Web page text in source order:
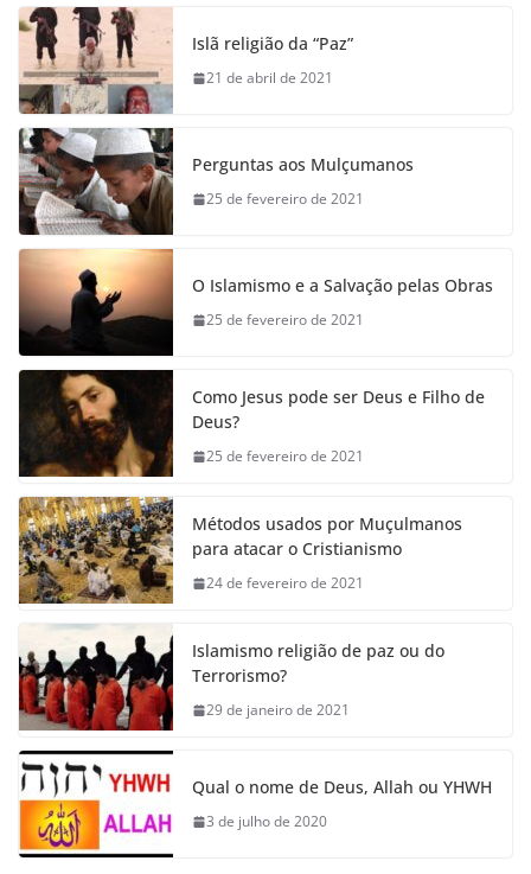
Islã religião da “Paz”
21 de abril de 2021
Perguntas aos Mulçumanos
25 de fevereiro de 2021
O Islamismo e a Salvação pelas Obras
25 de fevereiro de 2021
Como Jesus pode ser Deus e Filho de
Deus?
25 de fevereiro de 2021
Métodos usados por Muçulmanos
para atacar o Cristianismo
24 de fevereiro de 2021
Islamismo religião de paz ou do
Terrorismo?
29 de janeiro de 2021
Qual o nome de Deus, Allah ou YHWH
3 de julho de 2020